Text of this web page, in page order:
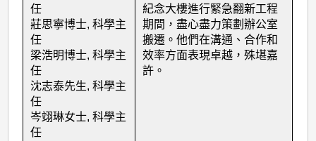
任
莊思寧博士,科學主
任
梁浩明博士,科學主
任
沈志泰先生,科學主
任
岑翊琳女士,科學主
任
紀念大樓進行緊急翻新工程
期間，盡心盡力策劃辦公室
搬遷。他們在溝通、合作和
效率方面表現卓越，殊堪嘉
許。